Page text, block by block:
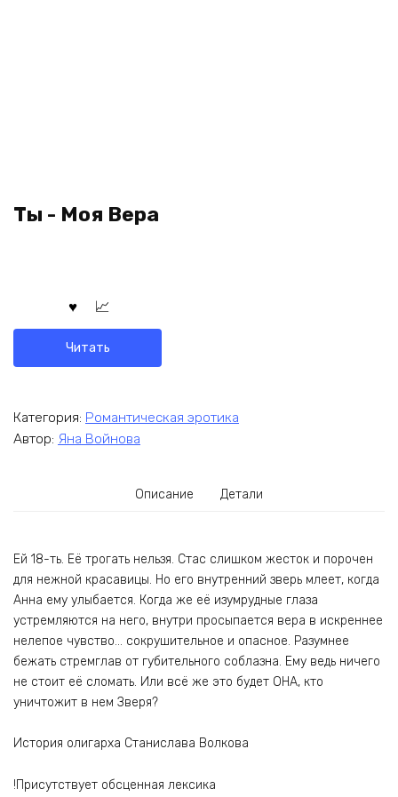
Ты - Моя Вера
Читать
Категория: Романтическая эротика
Автор: Яна Войнова
Описание Детали
Ей 18-ть. Её трогать нельзя. Стас слишком жесток и порочен
для нежной красавицы. Но его внутренний зверь млеет, когда
Анна ему улыбается. Когда же её изумрудные глаза
устремляются на него, внутри просыпается вера в искреннее
нелепое чувство… сокрушительное и опасное. Разумнее
бежать стремглав от губительного соблазна. Ему ведь ничего
не стоит её сломать. Или всё же это будет ОНА, кто
уничтожит в нем Зверя?
История олигарха Станислава Волкова
!Присутствует обсценная лексика